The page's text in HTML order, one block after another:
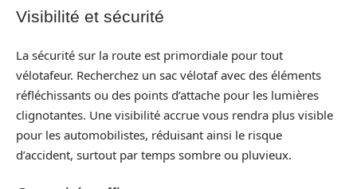
Visibilité et sécurité
La sécurité sur la route est primordiale pour tout
vélotafeur. Recherchez un sac vélotaf avec des éléments
réfléchissants ou des points d’attache pour les lumières
clignotantes. Une visibilité accrue vous rendra plus visible
pour les automobilistes, réduisant ainsi le risque
d’accident, surtout par temps sombre ou pluvieux.